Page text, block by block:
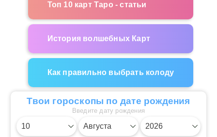
Топ 10 карт Таро - статьи
История волшебных Карт
Как правильно выбрать колоду
Твои гороскопы по дате рождения
Введите дату рождения